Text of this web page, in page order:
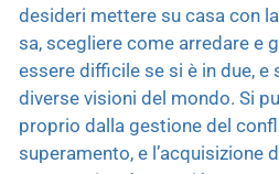
desideri mettere su casa con
sa, scegliere come arredare e
essere difficile se si è in due, e
diverse visioni del mondo. Si
proprio dalla gestione del
superamento, e l’acquisizione